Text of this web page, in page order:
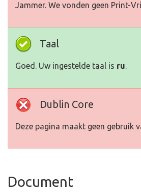
Jammer. We vonden geen Print-
Taal
Goed. Uw ingestelde taal is ru.
Dublin Core
Deze pagina maakt geen gebruik
Document